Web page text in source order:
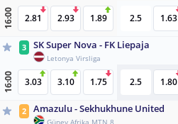
16:00 2.81 2.93 1.89 2.5 1.63
3 SK Super Nova - FK Liepaja
Letonya Virsliga
16:00 3.03 3.10 1.75 2.5 1.80
2 Amazulu - Sekhukhune United
Güney Afrika MTN 8